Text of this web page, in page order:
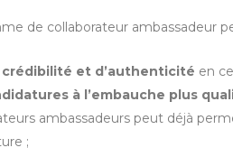
de collaborateur ambassadeur
crédibilité et d’authenticité en
à l’embauche plus
ambassadeurs peut déjà
;